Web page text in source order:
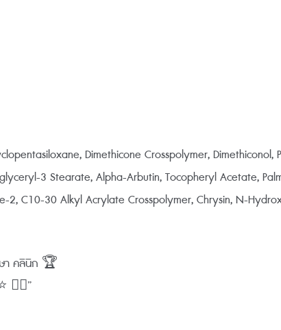
Dimethicone Crosspolymer, Dimethiconol,
3 Stearate, Alpha-Arbutin, Tocopheryl Acetate,
2, C10-30 Alkyl Acrylate Crosspolymer, Chrysin, N-
า คลินิก 🏆
👨‍⚕️”